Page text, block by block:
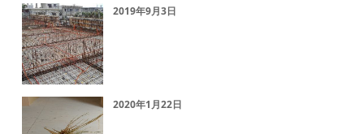
2019年9月3日
2020年1月22日